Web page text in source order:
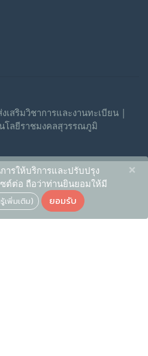
เสริมวิชาการและงานทะเบียน |
โลยีราชมงคลสุวรรณภูมิ
ารให้บริการและปรับปรุง
ต์ต่อ ถือว่าท่านยินยอมให้มี
เพิ่มเติม) ยอมรับ
×